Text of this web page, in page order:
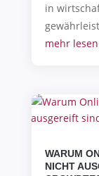
in
mehr lesen
WARUM
NICHT